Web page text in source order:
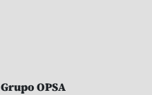
Grupo OPSA